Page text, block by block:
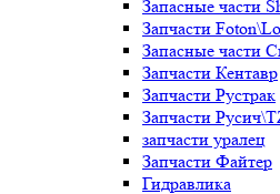
Запасные части
Запчасти
Запасные части
Запчасти Кентавр
Запчасти Рустрак
Запчасти
запчасти уралец
Запчасти Файтер
Гидравлика